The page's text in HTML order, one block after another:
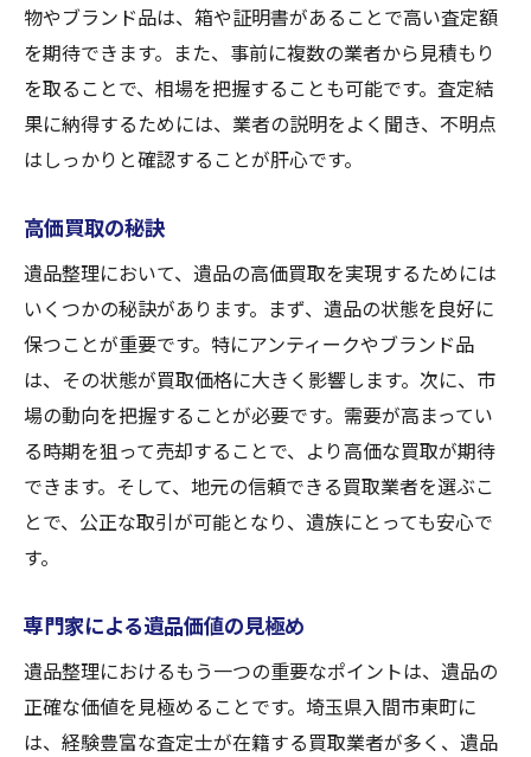
る買取の利点
遺品の新しい価値の発見
買取を通じた思い出の共有
環境保護と遺品整理の関係
故人の思い出を大切にする方法
次世代に残すべき遺品とは
入間市東町で遺品整理の価値を高める買取サー
ビス活用のすすめ
高価買取のためのポイント
買取業者との信頼関係の築き方
遺品の価値を最大化する方法
売却と寄付のバランスの取り方
遺品整理専門家の活用法
公正で透明な取引！埼玉県入間市での遺品整理
における買取の役割
信頼できる買取業者の見分け方
取引の透明性がもたらす安心感
物やブランド品は、箱や証明書があることで高い査定額
を期待できます。また、事前に複数の業者から見積もり
を取ることで、相場を把握することも可能です。査定結
果に納得するためには、業者の説明をよく聞き、不明点
はしっかりと確認することが肝心です。
高価買取の秘訣
遺品整理において、遺品の高価買取を実現するためには
いくつかの秘訣があります。まず、遺品の状態を良好に
保つことが重要です。特にアンティークやブランド品
は、その状態が買取価格に大きく影響します。次に、市
場の動向を把握することが必要です。需要が高まってい
る時期を狙って売却することで、より高価な買取が期待
できます。そして、地元の信頼できる買取業者を選ぶこ
とで、公正な取引が可能となり、遺族にとっても安心で
す。
専門家による遺品価値の見極め
遺品整理におけるもう一つの重要なポイントは、遺品の
正確な価値を見極めることです。埼玉県入間市東町に
は、経験豊富な査定士が在籍する買取業者が多く、遺品